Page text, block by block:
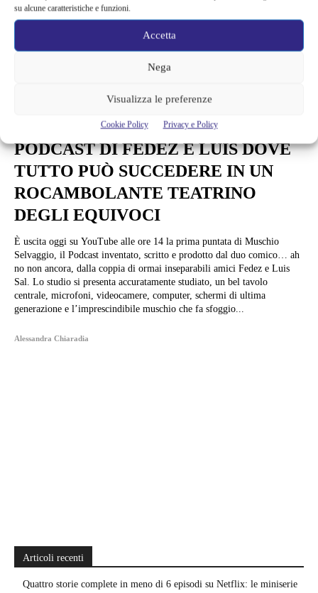
su alcune caratteristiche e funzioni.
Accetta
Nega
Visualizza le preferenze
Cookie Policy Privacy e Policy
MUSCHIO SELVAGGIO: IL
PODCAST DI FEDEZ E LUIS DOVE
TUTTO PUÒ SUCCEDERE IN UN
ROCAMBOLANTE TEATRINO
DEGLI EQUIVOCI
È uscita oggi su YouTube alle ore 14 la prima puntata di Muschio
Selvaggio, il Podcast inventato, scritto e prodotto dal duo comico… ah
no non ancora, dalla coppia di ormai inseparabili amici Fedez e Luis
Sal. Lo studio si presenta accuratamente studiato, un bel tavolo
centrale, microfoni, videocamere, computer, schermi di ultima
generazione e l’imprescindibile muschio che fa sfoggio...
Alessandra Chiaradia
Articoli recenti
Quattro storie complete in meno di 6 episodi su Netflix: le miniserie